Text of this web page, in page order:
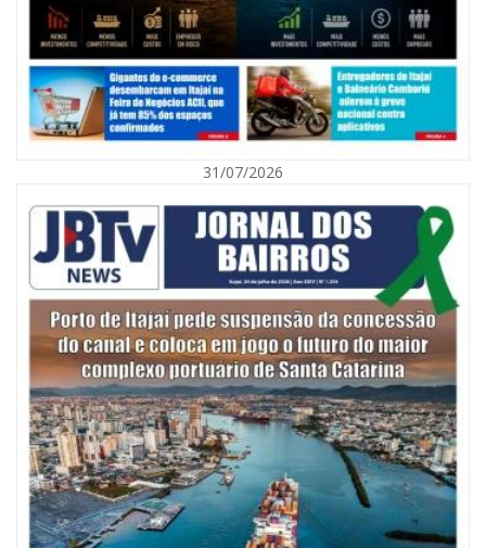
Defesa Civil de Itajaí alerta para chuva, ventos fortes e queda de
temperatura
ITAJAÍ
31/07/2026